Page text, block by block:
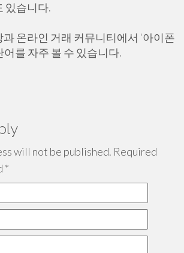
있습니다.
온라인 거래 커뮤니티에서 ‘아이폰
어를 자주 볼 수 있습니다.
will not be published. Required
*